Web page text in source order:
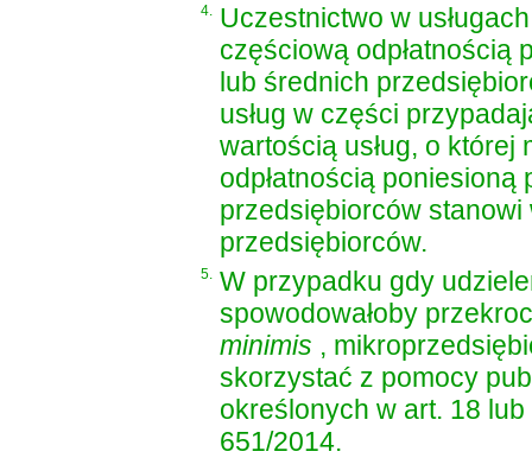
4.
Uczestnictwo w
częściową odpłatnością
lub średnich
usług w części
wartością usług, o
odpłatnością
przedsiębiorców
przedsiębiorców.
5.
W przypadku gdy
spowodowałoby
minimis ,
skorzystać z pomocy
określonych w art. 18
651/2014.